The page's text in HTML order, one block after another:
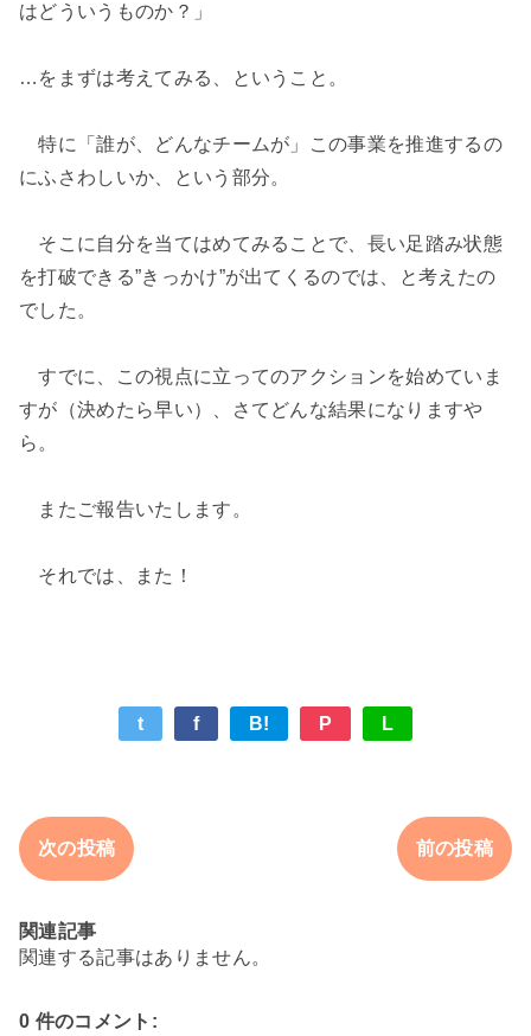
はどういうものか？」
…をまずは考えてみる、ということ。
特に「誰が、どんなチームが」この事業を推進するの
にふさわしいか、という部分。
そこに自分を当てはめてみることで、長い足踏み状態
を打破できる”きっかけ”が出てくるのでは、と考えたの
でした。
すでに、この視点に立ってのアクションを始めていま
すが（決めたら早い）、さてどんな結果になりますや
ら。
またご報告いたします。
それでは、また！
t f B! P L
次の投稿 前の投稿
関連記事
関連する記事はありません。
0 件のコメント: